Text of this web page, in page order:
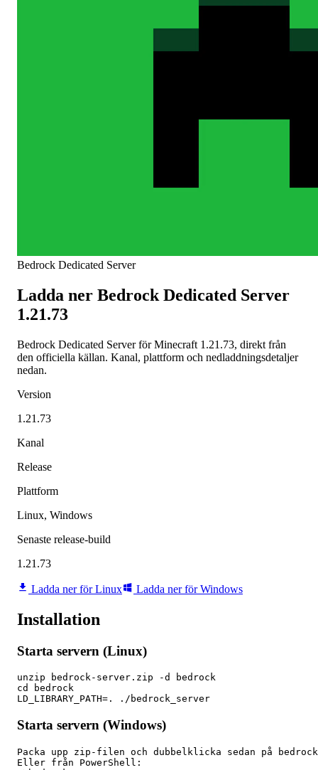
Bedrock Dedicated Server
Ladda ner Bedrock Dedicated Server
1.21.73
Bedrock Dedicated Server för Minecraft 1.21.73, direkt från
den officiella källan. Kanal, plattform och nedladdningsdetaljer
nedan.
Version
1.21.73
Kanal
Release
Plattform
Linux, Windows
Senaste release-build
1.21.73
Ladda ner för Linux Ladda ner för Windows
Installation
Starta servern (Linux)
unzip bedrock-server.zip -d bedrock
cd bedrock
LD_LIBRARY_PATH=. ./bedrock_server
Starta servern (Windows)
Packa upp zip-filen och dubbelklicka sedan på
Eller från PowerShell: